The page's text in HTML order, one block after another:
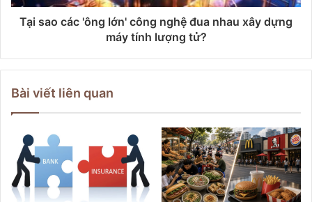
Tại sao các 'ông lớn' công nghệ đua nhau xây dựng
máy tính lượng tử?
Bài viết liên quan